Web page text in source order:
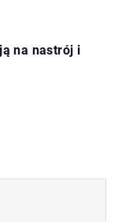
na nastrój i